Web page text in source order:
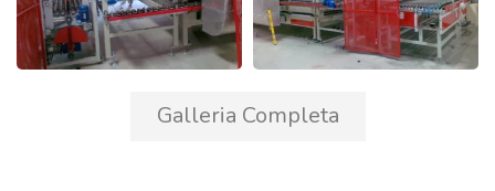
Galleria Completa